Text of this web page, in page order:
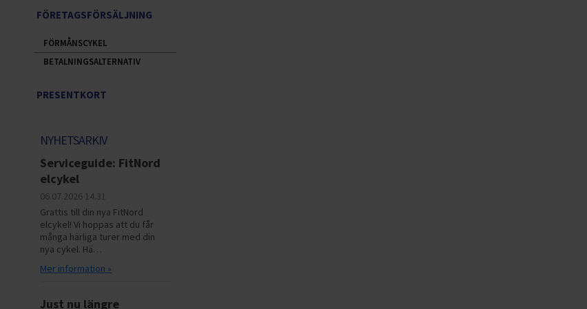
FÖRETAGSFÖRSÄLJNING
FÖRMÅNSCYKEL
BETALNINGSALTERNATIV
PRESENTKORT
NYHETSARKIV
Serviceguide: FitNord
elcykel
06.07.2026 14.31
Grattis till din nya FitNord
elcykel! Vi hoppas att du får
många härliga turer med din
nya cykel. Hä…
Mer information »
Just nu längre